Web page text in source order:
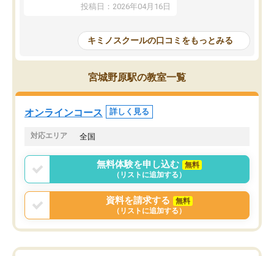
慣が身につくよう並走してくれるの
はなくなりました。
講師の方との距離も近く、親身なコー
チングのおかげで、停滞期もモチベー
ションを維持できました。「やらされ
る勉強」から「目標のための勉強」へ
意識が変わったことが、目標校への合
投稿日：2026年04月16日
の仕方をコーチングして
ルなので、家での学習習
身につきました。結果と
た英語の偏差値が10以上
していた公立高校に無事
た。自分から学ぶ姿勢を
キミノスクールの口コミをもっとみる
宮城野原駅の教室一覧
オンラインコース 詳しく見る
対応エリア 全国
無料体験を申し込む
無料
（リストに追加する）
資料を請求する
無料
（リストに追加する）